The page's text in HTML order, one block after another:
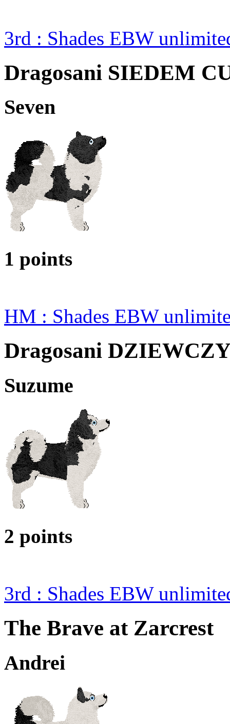
3rd : Shades EBW
Dragosani SIEDEM
Seven
1 points
HM : Shades EBW
Dragosani
Suzume
2 points
3rd : Shades EBW
The Brave at Zarcrest
Andrei